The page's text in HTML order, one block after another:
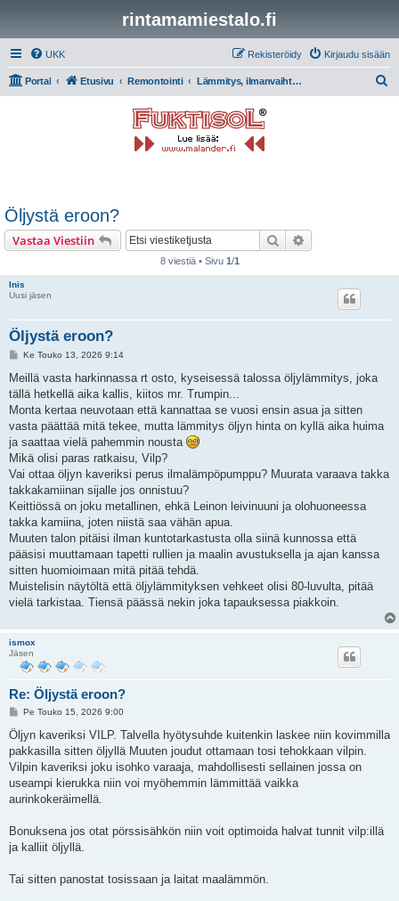
rintamamiestalo.fi
UKK Kirjaudu sisään
Rekisteröidy
Portal Etusivu Remontointi Lämmitys, ilmanvaihto, putket ja sähkö
Öljystä eroon?
Vastaa Viestiin Etsi
8 viestiä • Sivu 1/1
Inis
Uusi jäsen
Öljystä eroon?
V
e
t
i
Ke Touko 13, 2026 9:14
Meillä vasta harkinnassa rt osto, kyseisessä talossa öljylämmitys, joka
tällä hetkellä aika kallis, kiitos mr. Trumpin...
Monta kertaa neuvotaan että kannattaa se vuosi ensin asua ja sitten
vasta päättää mitä tekee, mutta lämmitys öljyn hinta on kyllä aika huima
ja saattaa vielä pahemmin nousta
Mikä olisi paras ratkaisu, Vilp?
Vai ottaa öljyn kaveriksi perus ilmalämpöpumppu? Muurata varaava takka
takkakamiinan sijalle jos onnistuu?
Keittiössä on joku metallinen, ehkä Leinon leivinuuni ja olohuoneessa
takka kamiina, joten niistä saa vähän apua.
Muuten talon pitäisi ilman kuntotarkastusta olla siinä kunnossa että
pääsisi muuttamaan tapetti rullien ja maalin avustuksella ja ajan kanssa
sitten huomioimaan mitä pitää tehdä.
Muistelisin näytöltä että öljylämmityksen vehkeet olisi 80-luvulta, pitää
vielä tarkistaa. Tiensä päässä nekin joka tapauksessa piakkoin.
ismox
Jäsen
Re: Öljystä eroon?
V
e
s
t
i
Pe Touko 15, 2026 9:00
Öljyn kaveriksi VILP. Talvella hyötysuhde kuitenkin laskee niin kovimmilla
pakkasilla sitten öljyllä Muuten joudut ottamaan tosi tehokkaan vilpin.
Vilpin kaveriksi joku isohko varaaja, mahdollisesti sellainen jossa on
useampi kierukka niin voi myöhemmin lämmittää vaikka
aurinkokeräimellä.
Bonuksena jos otat pörssisähkön niin voit optimoida halvat tunnit vilp:illä
ja kalliit öljyllä.
Tai sitten panostat tosissaan ja laitat maalämmön.